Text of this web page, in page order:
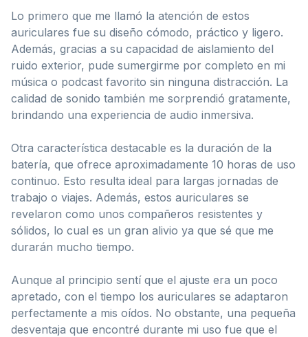
Lo primero que me llamó la atención de estos
auriculares fue su diseño cómodo, práctico y ligero.
Además, gracias a su capacidad de aislamiento del
ruido exterior, pude sumergirme por completo en mi
música o podcast favorito sin ninguna distracción. La
calidad de sonido también me sorprendió gratamente,
brindando una experiencia de audio inmersiva.
Otra característica destacable es la duración de la
batería, que ofrece aproximadamente 10 horas de uso
continuo. Esto resulta ideal para largas jornadas de
trabajo o viajes. Además, estos auriculares se
revelaron como unos compañeros resistentes y
sólidos, lo cual es un gran alivio ya que sé que me
durarán mucho tiempo.
Aunque al principio sentí que el ajuste era un poco
apretado, con el tiempo los auriculares se adaptaron
perfectamente a mis oídos. No obstante, una pequeña
desventaja que encontré durante mi uso fue que el